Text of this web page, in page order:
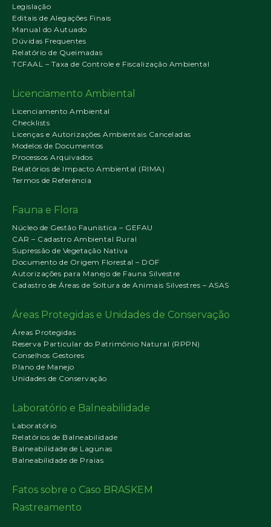
Legislação
Editais de Alegações Finais
Manual do Autuado
Dúvidas Frequentes
Relatório de Queimadas
TCFAAL – Taxa de Controle e Fiscalização Ambiental
Licenciamento Ambiental
Licenciamento Ambiental
Checklists
Licenças e Autorizações Ambientais Canceladas
Modelos de Documentos
Processos Arquivados
Relatórios de Impacto Ambiental (RIMA)
Termos de Referência
Fauna e Flora
Núcleo de Gestão Faunística – GEFAU
CAR – Cadastro Ambiental Rural
Supressão de Vegetação Nativa
Documento de Origem Florestal – DOF
Autorizações para Manejo de Fauna Silvestre
Cadastro de Áreas de Soltura de Animais Silvestres – ASAS
Áreas Protegidas e Unidades de Conservação
Áreas Protegidas
Reserva Particular do Patrimônio Natural (RPPN)
Conselhos Gestores
Plano de Manejo
Unidades de Conservação
Laboratório e Balneabilidade
Laboratório
Relatórios de Balneabilidade
Balneabilidade de Lagunas
Balneabilidade de Praias
Fatos sobre o Caso BRASKEM
Rastreamento